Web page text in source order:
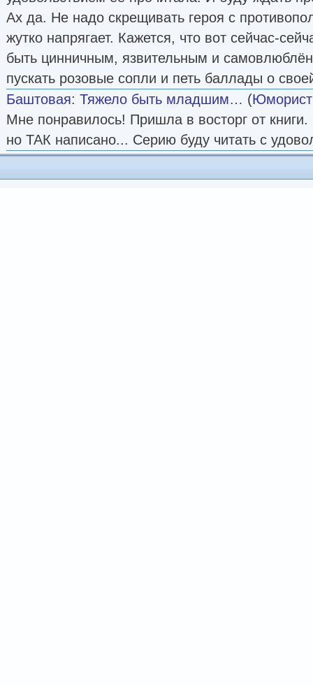
Ах да. Не надо скрещивать героя с
жутко напрягает. Кажется, что вот сейчас-
быть цинничным, язвительным и
пускать розовые сопли и петь баллады о
Баштовая: Тяжело быть младшим… (
Мне понравилось! Пришла в восторг от
но ТАК написано... Серию буду читать с